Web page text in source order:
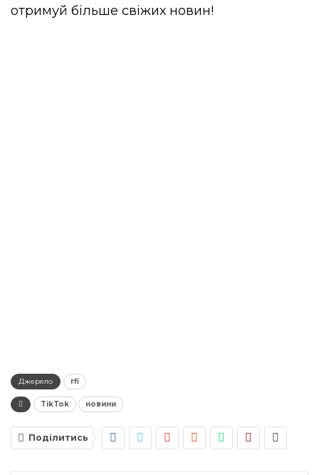
отримуй більше свіжих новин!
Джерело rfi
TikTok новини
Поділитись